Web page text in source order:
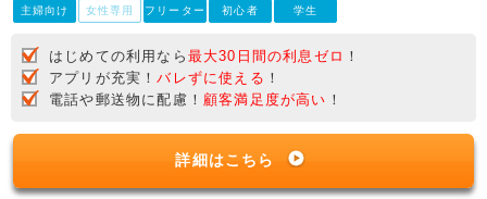
主婦向け 女性専用 フリーター 初心者 学生
はじめての利用なら 最大30日間の利息ゼロ ！
アプリが充実！バレずに使える ！
電話や郵送物に配慮！ 顧客満足度が高い ！
詳細はこちら